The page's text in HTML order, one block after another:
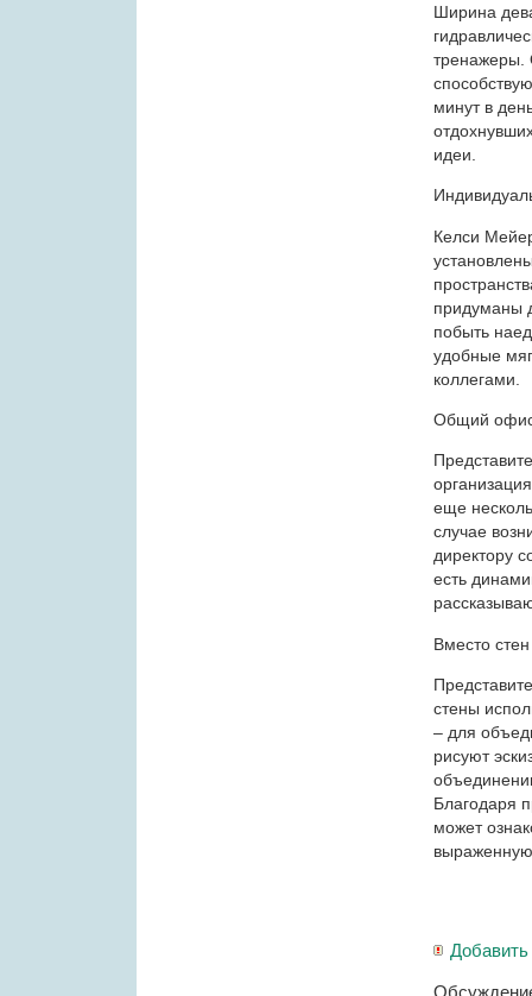
Ширина
тренажеры.
минут в
идеи.
Келси
придуманы
побыть
удобные
коллегами.
Общий
еще
случае
директору
есть
Вместо
стены
– для
рисуют
Благодаря
может